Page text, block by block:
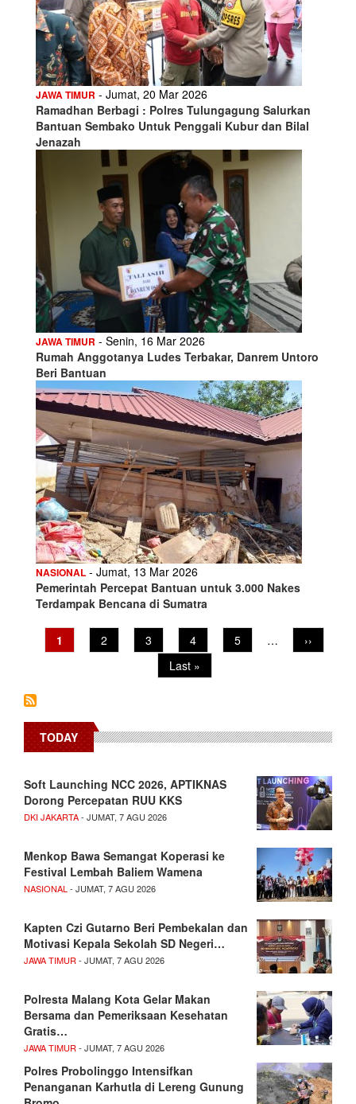
JAWA TIMUR - Jumat, 20 Mar 2026
Ramadhan Berbagi : Polres Tulungagung Salurkan
Bantuan Sembako Untuk Penggali Kubur dan Bilal
Jenazah
JAWA TIMUR - Senin, 16 Mar 2026
Rumah Anggotanya Ludes Terbakar, Danrem Untoro
Beri Bantuan
NASIONAL - Jumat, 13 Mar 2026
Pemerintah Percepat Bantuan untuk 3.000 Nakes
Terdampak Bencana di Sumatra
Pagination
Current
page
1 Page
2 Page
3 Page
4 Page
5 …
Next
page
››
Last
page
Last »
TODAY
Soft Launching NCC 2026, APTIKNAS
Dorong Percepatan RUU KKS
DKI JAKARTA- JUMAT, 7 AGU 2026
Menkop Bawa Semangat Koperasi ke
Festival Lembah Baliem Wamena
NASIONAL - JUMAT, 7 AGU 2026
Kapten Czi Gutarno Beri Pembekalan dan
Motivasi Kepala Sekolah SD Negeri…
JAWA TIMUR - JUMAT, 7 AGU 2026
Polresta Malang Kota Gelar Makan
Bersama dan Pemeriksaan Kesehatan
Gratis…
JAWA TIMUR - JUMAT, 7 AGU 2026
Polres Probolinggo Intensifkan
Penanganan Karhutla di Lereng Gunung